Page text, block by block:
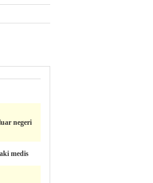
negeri
medis